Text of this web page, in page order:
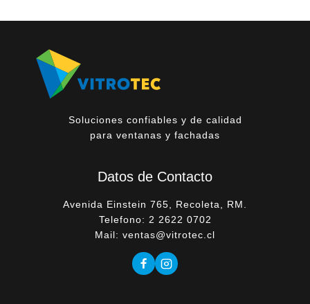
Soluciones confiables y de calidad
para ventanas y fachadas
Datos de Contacto
Avenida Einstein 765, Recoleta, RM.
Telefono: 2 2622 0702
Mail: ventas@vitrotec.cl